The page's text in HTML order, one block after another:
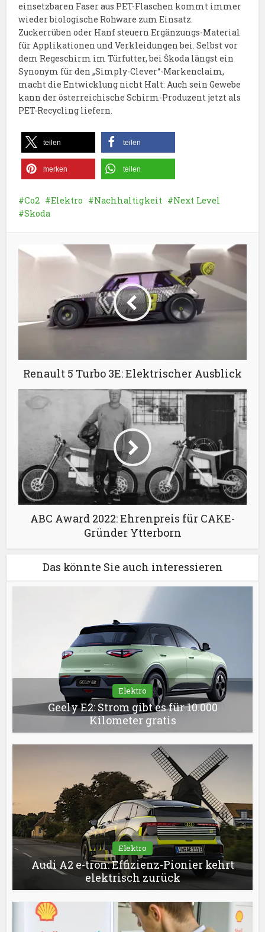
einsetzbaren Faser aus PET-Flaschen kommt immer
wieder biologische Rohware zum Einsatz.
Zuckerrüben oder Hanf steuern Ergänzungs-Material
für Applikationen und Verkleidungen bei. Selbst vor
dem Regeschirm im Türfutter, bei Škoda längst ein
Synonym für den „Simply-Clever“-Markenclaim,
macht die Entwicklung nicht Halt: Auch sein Gewebe
kann der österreichische Schirm-Produzent jetzt als
PET-Recycling liefern.
teilen teilen
merken teilen
Co2 Elektro Nachhaltigkeit
Next Level
Skoda
Renault 5 Turbo 3E: Elektrischer Ausblick
ABC Award 2022: Ehrenpreis für CAKE-
Gründer Ytterborn
Das könnte Sie auch interessieren
Elektro
Geely E2: Strom gibt es für 10.000
Kilometer gratis
Elektro
Audi A2 e-tron: Effizienz-Pionier kehrt
elektrisch zurück